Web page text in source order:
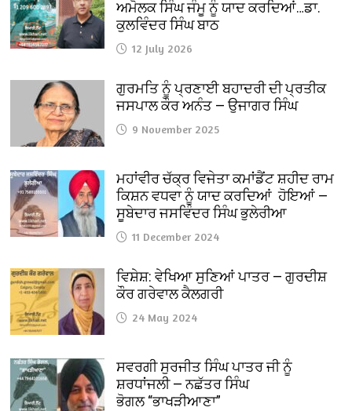
ਅਮੋਲਕ ਸਿੰਘ ਜੰਮੂ ਨੂੰ ਯਾਦ ਕਰਦਿਆਂ…ਡਾ.
ਕੁਲਵਿੰਦਰ ਸਿੰਘ ਬਾਠ
12 July 2026
ਗੁਰਮਤਿ ਨੂੰ ਪ੍ਰਣਾਈ ਬਹਾਦਰੀ ਦੀ ਪ੍ਰਤੀਕ
ਜਸਪਾਲ ਕੌਰ ਅਨੰਤ — ਉਜਾਗਰ ਸਿੰਘ
9 November 2025
ਮਹਾਂਵੀਰ ਚੱਕ੍ਰ ਵਿਜੇਤਾ ਕਮਾਂਡੈਂਟ ਸ਼ਹੀਦ ਰਾਮ
ਕਿਸ਼ਨ ਵਧਵਾ ਨੂੰ ਯਾਦ ਕਰਦਿਆਂ ਹੋਇਆਂ —
ਸੂਬੇਦਾਰ ਜਸਵਿੰਦਰ ਸਿੰਘ ਭੁਲੇਰੀਆ
11 December 2024
ਵਿਸ਼ੇਸ਼: ਵੇਖਿਆ ਸੁਣਿਆਂ ਪਾਤਰ — ਗੁਰਦੀਸ਼
ਕੌਰ ਗਰੇਵਾਲ ਕੈਲਗਰੀ
24 May 2024
ਸਵਰਗੀ ਸੁਰਜੀਤ ਸਿੰਘ ਪਾਤਰ ਜੀ ਨੂੰ
ਸ਼ਰਧਾਂਜਲੀ — ਨਛੱਤਰ ਸਿੰਘ
ਭੋਗਲ “ਭਾਖੜੀਆਣਾ”